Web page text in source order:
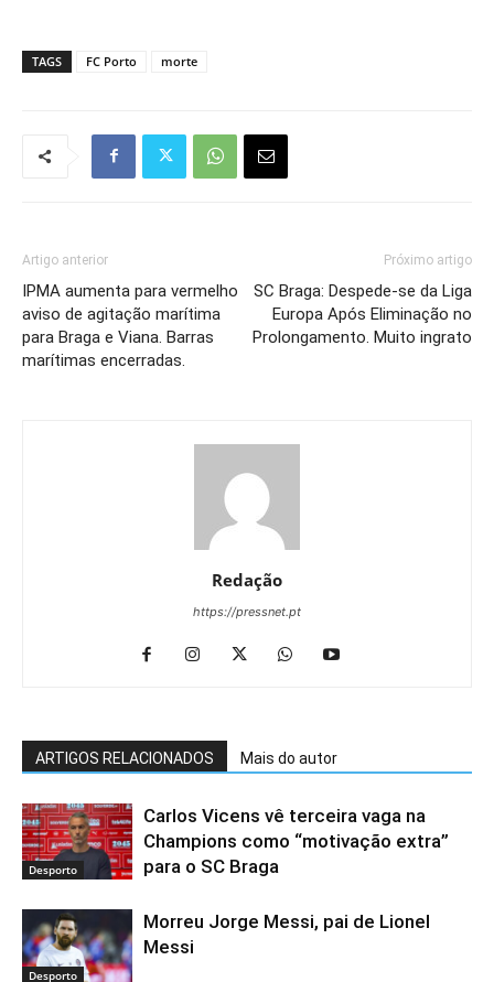
TAGS FC Porto morte
Artigo anterior
IPMA aumenta para vermelho
aviso de agitação marítima
para Braga e Viana. Barras
marítimas encerradas.
Próximo artigo
SC Braga: Despede-se da Liga
Europa Após Eliminação no
Prolongamento. Muito ingrato
Redação
https://pressnet.pt
ARTIGOS RELACIONADOS Mais do autor
Desporto
Carlos Vicens vê terceira vaga na
Champions como “motivação extra”
para o SC Braga
Desporto
Morreu Jorge Messi, pai de Lionel
Messi